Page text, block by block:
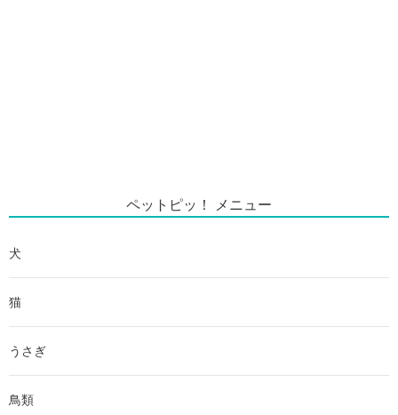
ペットピッ！ メニュー
犬
猫
うさぎ
鳥類